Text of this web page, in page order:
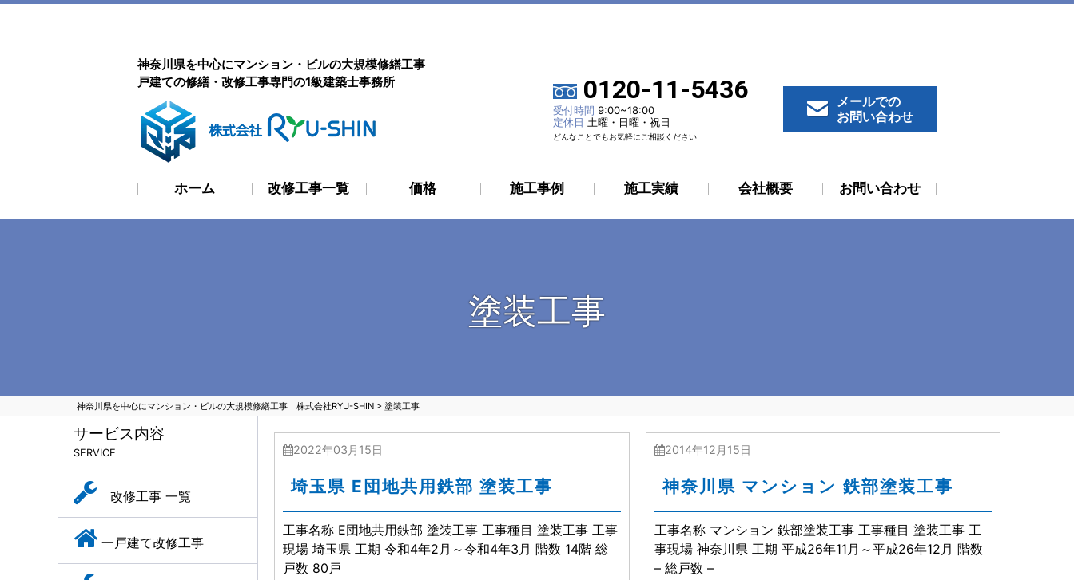
神奈川県を中心にマンション・ビルの大規模修繕工事
戸建ての修繕・改修工事専門の1級建築士事務所
0120-11-5436
受付時間 9:00~18:00
定休日 土曜・日曜・祝日
どんなことでもお気軽にご相談ください
メールでの
お問い合わせ
ホーム 改修工事一覧 価格 施工事例 施工実績 会社概要 お問い合わせ
塗装工事
神奈川県を中心にマンション・ビルの大規模修繕工事｜株式会社RYU-SHIN > 塗装工事
2022年03月15日
埼玉県 E団地共用鉄部 塗装工事
工事名称 E団地共用鉄部 塗装工事 工事種目 塗装工事 工事
現場 埼玉県 工期 令和4年2月～令和4年3月 階数 14階 総
戸数 80戸
2014年12月15日
神奈川県 マンション 鉄部塗装工事
工事名称 マンション 鉄部塗装工事 工事種目 塗装工事 工
事現場 神奈川県 工期 平成26年11月～平成26年12月 階数
– 総戸数 –
サービス内容
SERVICE
改修工事 一覧
一戸建て改修工事